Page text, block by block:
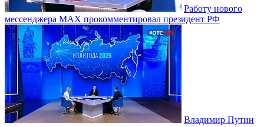
Работу нового
мессенджера MAX прокомментировал президент РФ
Владимир Путин